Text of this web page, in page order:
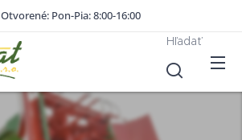
Otvorené: Pon-Pia: 8:00-16:00
Hľadať